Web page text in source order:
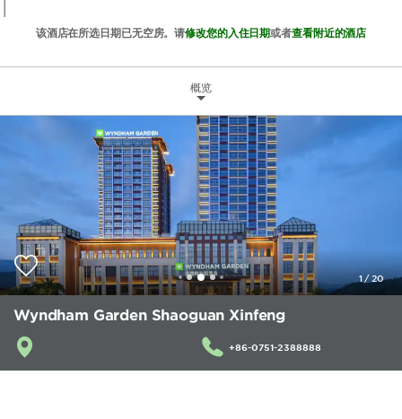
该酒店在所选日期已无空房。请修改您的入住日期或者查看附近的酒店
概览
1 /20
Wyndham Garden Shaoguan Xinfeng
+86-0751-2388888